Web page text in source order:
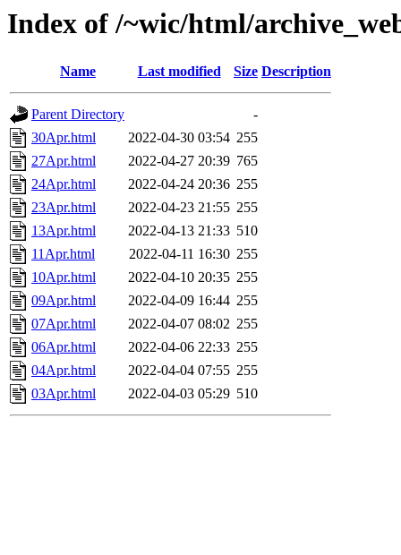
Index of /~wic/html/
Name Last modified Size Description
Parent Directory
-
30Apr.html
2022-04-30 03:54 255
27Apr.html
2022-04-27 20:39 765
24Apr.html
2022-04-24 20:36 255
23Apr.html
2022-04-23 21:55 255
13Apr.html
2022-04-13 21:33 510
11Apr.html
2022-04-11 16:30 255
10Apr.html
2022-04-10 20:35 255
09Apr.html
2022-04-09 16:44 255
07Apr.html
2022-04-07 08:02 255
06Apr.html
2022-04-06 22:33 255
04Apr.html
2022-04-04 07:55 255
03Apr.html
2022-04-03 05:29 510